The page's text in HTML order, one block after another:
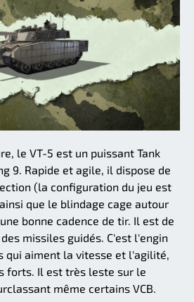
le VT-5 est un puissant Tank
9. Rapide et agile, il dispose de
(la configuration du jeu est
que le blindage cage autour
bonne cadence de tir. Il est de
missiles guidés. C'est l'engin
qui aiment la vitesse et l'agilité,
forts. Il est très leste sur le
même certains VCB.